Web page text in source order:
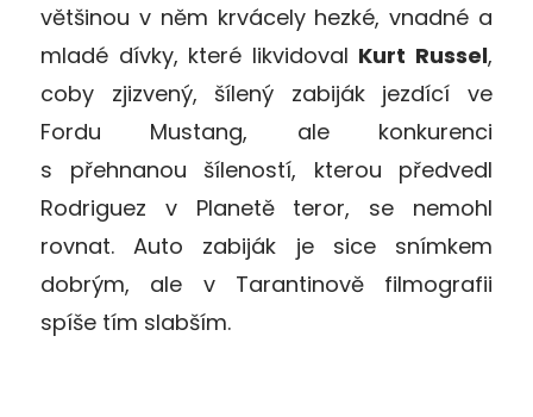
většinou v něm krvácely hezké, vnadné a
mladé dívky, které likvidoval Kurt Russel,
coby zjizvený, šílený zabiják jezdící ve
Fordu Mustang, ale konkurenci
s přehnanou šíleností, kterou předvedl
Rodriguez v Planetě teror, se nemohl
rovnat. Auto zabiják je sice snímkem
dobrým, ale v Tarantinově filmografii
spíše tím slabším.